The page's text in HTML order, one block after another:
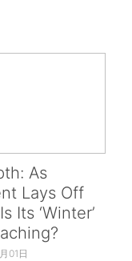
As
Lays Off
Its ‘Winter’
01日